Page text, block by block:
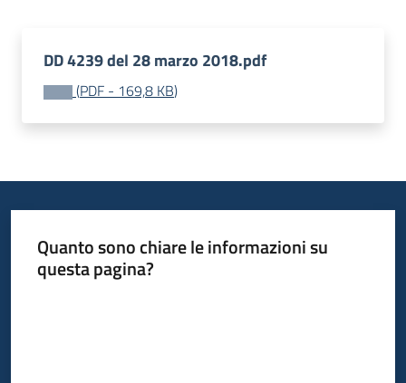
Fondo
sociale
Seguici
DD 4239 del 28 marzo 2018.pdf
(PDF - 169,8 KB)
Quanto sono chiare le informazioni su
questa pagina?